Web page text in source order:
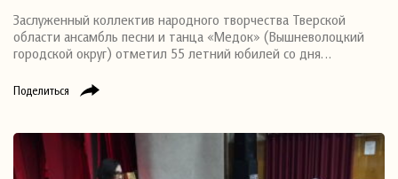
Поделиться
Заслуженный коллектив народного творчества Тверской
области ансамбль песни и танца «Медок» (Вышневолоцкий
городской округ) отметил 55 летний юбилей со дня…